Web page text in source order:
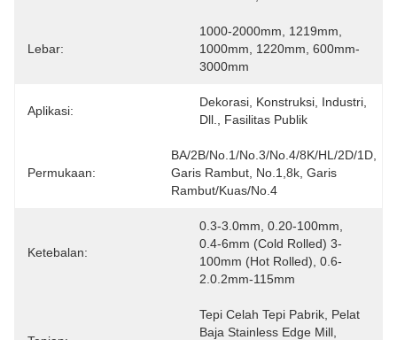
Lebar:
1000-2000mm, 1219mm,
1000mm, 1220mm, 600mm-
3000mm
Aplikasi:
Dekorasi, Konstruksi, Industri,
Dll., Fasilitas Publik
Permukaan:
BA/2B/No.1/No.3/No.4/8K/HL/2D/1D,
Garis Rambut, No.1,8k, Garis
Rambut/kuas/No.4
Ketebalan:
0.3-3.0mm, 0.20-100mm,
0.4-6mm (Cold Rolled) 3-
100mm (Hot Rolled), 0.6-
2.0.2mm-115mm
Tepi Celah Tepi Pabrik, Pelat
Baja Stainless Edge Mill,